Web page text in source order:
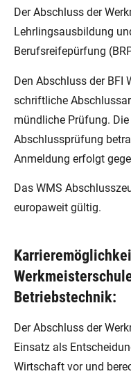
Der Abschluss der
Lehrlingsausbildung
Berufsreifepürfung
Den Abschluss der BFI
schriftliche
mündliche Prüfung.
Abschlussprüfung
Anmeldung erfolgt
Das WMS
europaweit gültig.
Betriebstechnik:
Der Abschluss der
Einsatz als
Wirtschaft vor und